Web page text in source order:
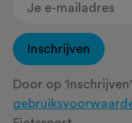
Inschrijven
Door op